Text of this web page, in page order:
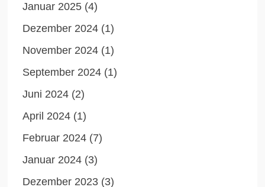
Januar 2025 (4)
Dezember 2024 (1)
November 2024 (1)
September 2024 (1)
Juni 2024 (2)
April 2024 (1)
Februar 2024 (7)
Januar 2024 (3)
Dezember 2023 (3)